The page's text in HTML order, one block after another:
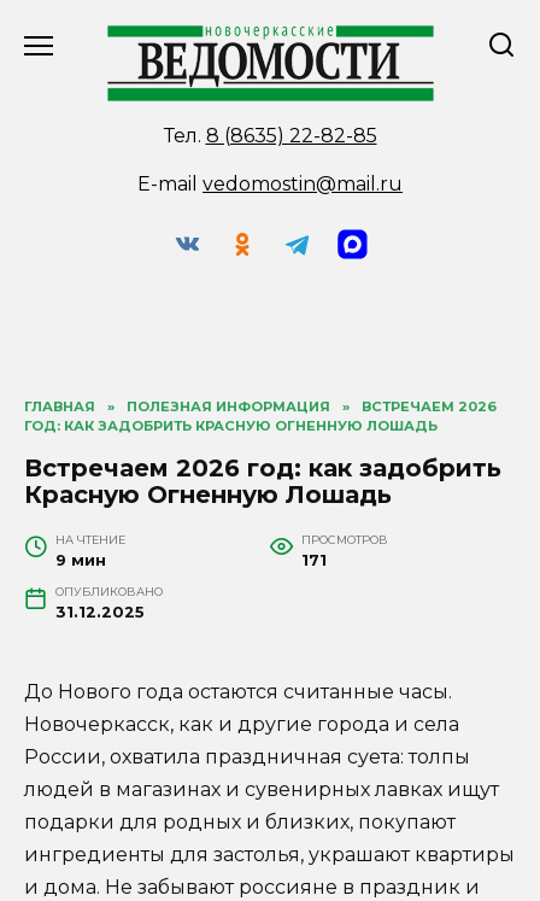
Тел. 8 (8635) 22-82-85
E-mail vedomostin@mail.ru
ГЛАВНАЯ » ПОЛЕЗНАЯ ИНФОРМАЦИЯ »
ВСТРЕЧАЕМ 2026
ГОД: КАК ЗАДОБРИТЬ КРАСНУЮ ОГНЕННУЮ ЛОШАДЬ
Встречаем 2026 год: как задобрить
Красную Огненную Лошадь
НА ЧТЕНИЕ
9 мин
ПРОСМОТРОВ
171
ОПУБЛИКОВАНО
31.12.2025
До Нового года остаются считанные часы.
Новочеркасск, как и другие города и села
России, охватила праздничная суета: толпы
людей в магазинах и сувенирных лавках ищут
подарки для родных и близких, покупают
ингредиенты для застолья, украшают квартиры
и дома. Не забывают россияне в праздник и